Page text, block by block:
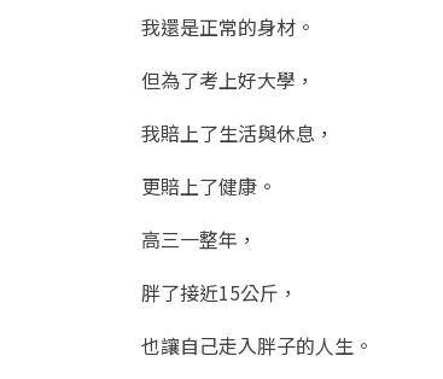
我還是正常的身材。
但為了考上好大學，
我賠上了生活與休息，
更賠上了健康。
高三一整年，
胖了接近15公斤，
也讓自己走入胖子的人生。